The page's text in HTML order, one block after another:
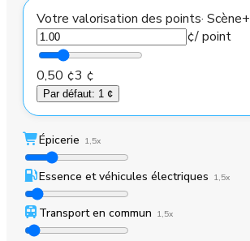
Votre valorisation des points· Scène+
¢/ point
0,50 ¢3 ¢
Par défaut: 1 ¢
Épicerie 1,5x
Essence et véhicules électriques 1,5x
Transport en commun 1,5x